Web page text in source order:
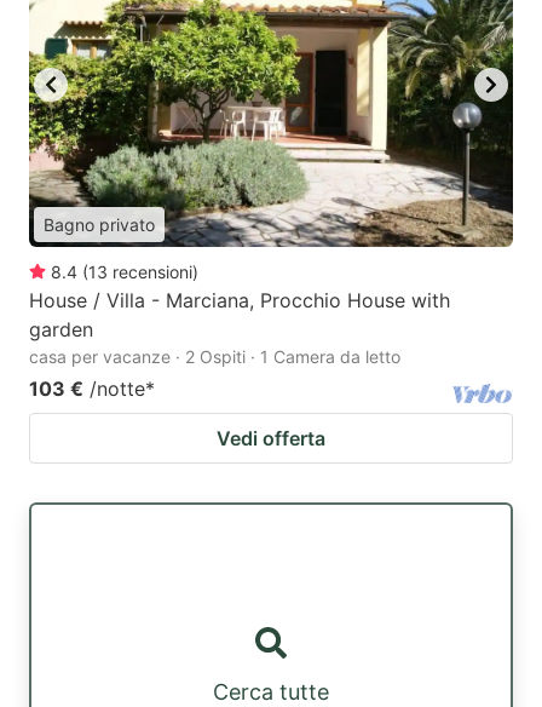
Bagno privato
8.4 (13 recensioni)
House / Villa - Marciana, Procchio House with
garden
casa per vacanze · 2 Ospiti · 1 Camera da letto
103 € /notte*
Vedi offerta
Cerca tutte